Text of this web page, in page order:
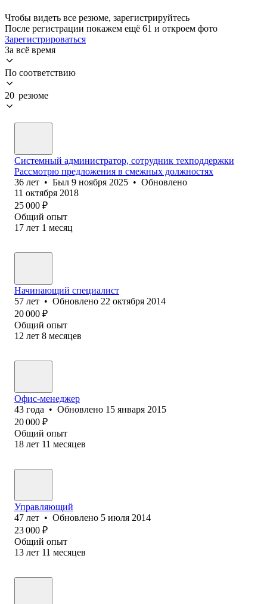
Чтобы видеть все резюме, зарегистрируйтесь
После регистрации покажем ещё 61 и откроем фото
Зарегистрироваться
За всё время
По соответствию
20 резюме
Системный администратор, сотрудник техподдержки
Рассмотрю предложения в смежных должностях
36 лет • Был 9 ноября 2025 • Обновлено
11 октября 2018
25 000 ₽
Общий опыт
17 лет 1 месяц
Начинающий специалист
57 лет • Обновлено 22 октября 2014
20 000 ₽
Общий опыт
12 лет 8 месяцев
Офис-менеджер
43 года • Обновлено 15 января 2015
20 000 ₽
Общий опыт
18 лет 11 месяцев
Управляющий
47 лет • Обновлено 5 июля 2014
23 000 ₽
Общий опыт
13 лет 11 месяцев